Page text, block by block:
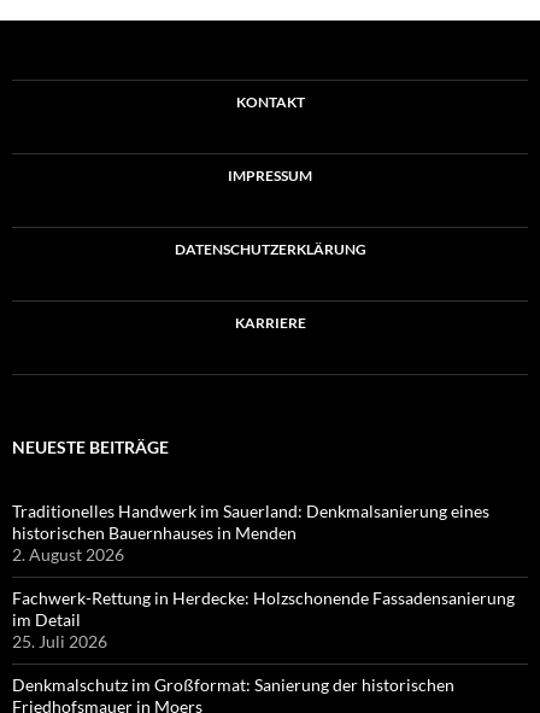
KONTAKT
IMPRESSUM
DATENSCHUTZERKLÄRUNG
KARRIERE
NEUESTE BEITRÄGE
Traditionelles Handwerk im Sauerland: Denkmalsanierung eines
historischen Bauernhauses in Menden
2. August 2026
Fachwerk-Rettung in Herdecke: Holzschonende Fassadensanierung
im Detail
25. Juli 2026
Denkmalschutz im Großformat: Sanierung der historischen
Friedhofsmauer in Moers